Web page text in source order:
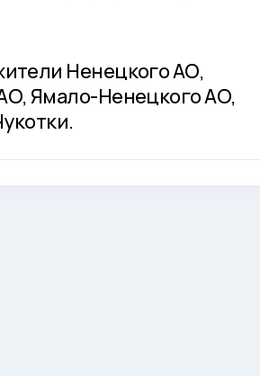
Ненецкого АО,
Ямало-Ненецкого АО,